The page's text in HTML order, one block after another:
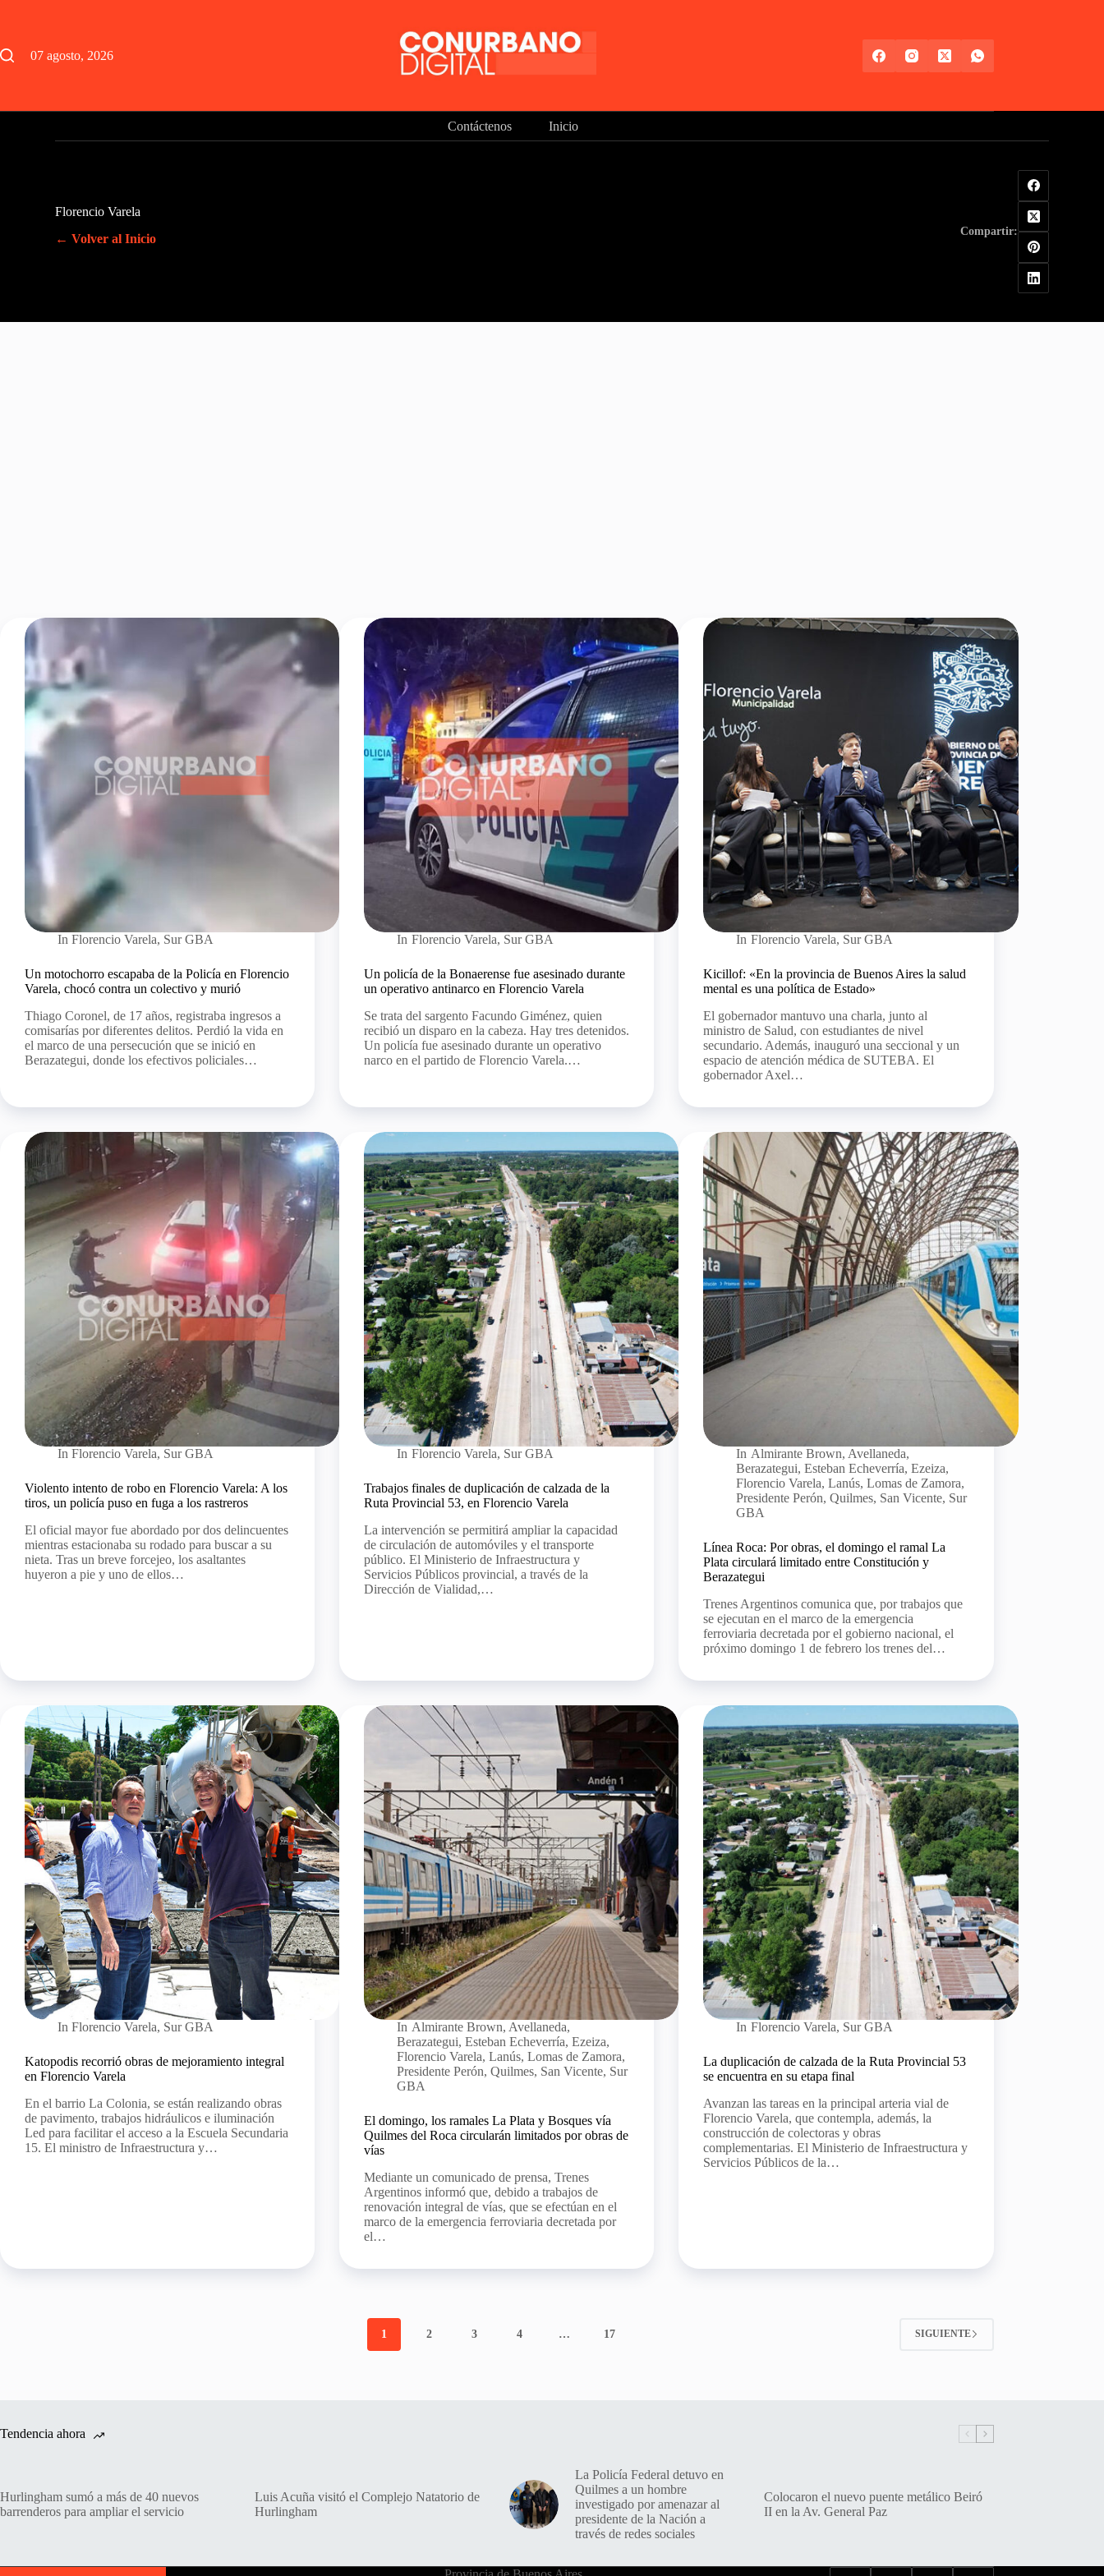
07 agosto, 2026
Contáctenos Inicio
Florencio Varela
← Volver al Inicio
Compartir:
In Florencio Varela, Sur GBA
Un motochorro escapaba de la Policía en Florencio
Varela, chocó contra un colectivo y murió
Thiago Coronel, de 17 años, registraba ingresos a
comisarías por diferentes delitos. Perdió la vida en
el marco de una persecución que se inició en
Berazategui, donde los efectivos policiales…
In Florencio Varela, Sur GBA
Un policía de la Bonaerense fue asesinado durante
un operativo antinarco en Florencio Varela
Se trata del sargento Facundo Giménez, quien
recibió un disparo en la cabeza. Hay tres detenidos.
Un policía fue asesinado durante un operativo
narco en el partido de Florencio Varela.…
In Florencio Varela, Sur GBA
Kicillof: «En la provincia de Buenos Aires la salud
mental es una política de Estado»
El gobernador mantuvo una charla, junto al
ministro de Salud, con estudiantes de nivel
secundario. Además, inauguró una seccional y un
espacio de atención médica de SUTEBA. El
gobernador Axel…
In Florencio Varela, Sur GBA
Violento intento de robo en Florencio Varela: A los
tiros, un policía puso en fuga a los rastreros
El oficial mayor fue abordado por dos delincuentes
mientras estacionaba su rodado para buscar a su
nieta. Tras un breve forcejeo, los asaltantes
huyeron a pie y uno de ellos…
In Florencio Varela, Sur GBA
Trabajos finales de duplicación de calzada de la
Ruta Provincial 53, en Florencio Varela
La intervención se permitirá ampliar la capacidad
de circulación de automóviles y el transporte
público. El Ministerio de Infraestructura y
Servicios Públicos provincial, a través de la
Dirección de Vialidad,…
In Almirante Brown, Avellaneda,
Berazategui,Esteban Echeverría,Ezeiza,
Florencio Varela,Lanús,Lomas de Zamora,
Presidente Perón,Quilmes, San Vicente, Sur
GBA
Línea Roca: Por obras, el domingo el ramal La
Plata circulará limitado entre Constitución y
Berazategui
Trenes Argentinos comunica que, por trabajos que
se ejecutan en el marco de la emergencia
ferroviaria decretada por el gobierno nacional, el
próximo domingo 1 de febrero los trenes del…
In Florencio Varela, Sur GBA
Katopodis recorrió obras de mejoramiento integral
en Florencio Varela
En el barrio La Colonia, se están realizando obras
de pavimento, trabajos hidráulicos e iluminación
Led para facilitar el acceso a la Escuela Secundaria
15. El ministro de Infraestructura y…
In Almirante Brown, Avellaneda,
Berazategui,Esteban Echeverría,Ezeiza,
Florencio Varela,Lanús,Lomas de Zamora,
Presidente Perón,Quilmes, San Vicente, Sur
GBA
El domingo, los ramales La Plata y Bosques vía
Quilmes del Roca circularán limitados por obras de
vías
Mediante un comunicado de prensa, Trenes
Argentinos informó que, debido a trabajos de
renovación integral de vías, que se efectúan en el
marco de la emergencia ferroviaria decretada por
el…
In Florencio Varela, Sur GBA
La duplicación de calzada de la Ruta Provincial 53
se encuentra en su etapa final
Avanzan las tareas en la principal arteria vial de
Florencio Varela, que contempla, además, la
construcción de colectoras y obras
complementarias. El Ministerio de Infraestructura y
Servicios Públicos de la…
1 2 3 4 … 17 SIGUIENTE
Tendencia ahora
Hurlingham sumó a más de 40 nuevos
barrenderos para ampliar el servicio
Luis Acuña visitó el Complejo Natatorio de
Hurlingham
La Policía Federal detuvo en
Quilmes a un hombre
investigado por amenazar al
presidente de la Nación a
través de redes sociales
Colocaron el nuevo puente metálico Beiró
II en la Av. General Paz